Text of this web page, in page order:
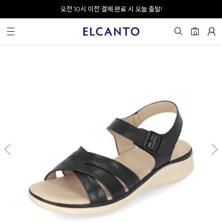
오전 10시 이전 결제 완료 시 오늘 출발!
회원가입 시 최대 20% 쿠폰 지급
0